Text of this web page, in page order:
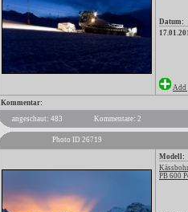
Datum:
Add
Kommentar:
angeschaut: 483
Kommentare: 2
Photo ID 26719
Modell:
PB 600